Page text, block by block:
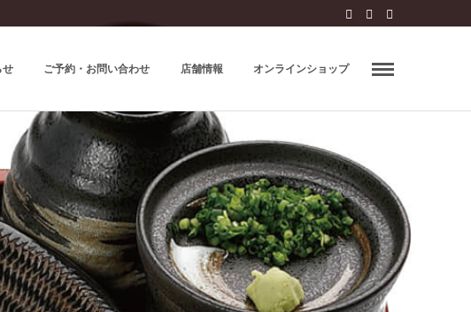
せ ご予約・お問い合わせ 店舗情報 オンラインショップ